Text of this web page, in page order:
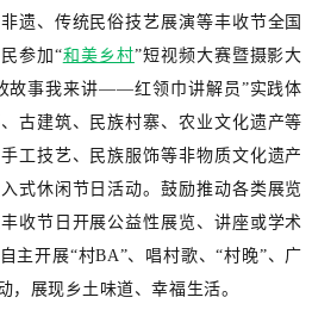
遗、传统民俗技艺展演等丰收节全国
参加“和美乡村”短视频大赛暨摄影大
故事我来讲——红领巾讲解员”实践体
古建筑、民族村寨、农业文化遗产等
工技艺、民族服饰等非物质文化遗产
式休闲节日活动。鼓励推动各类展览
收节日开展公益性展览、讲座或学术
主开展“村BA”、唱村歌、“村晚”、广
，展现乡土味道、幸福生活。